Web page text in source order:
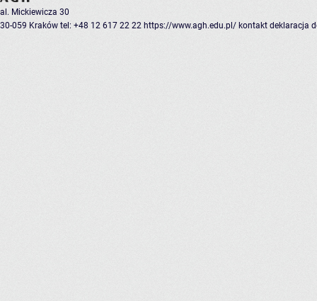
al. Mickiewicza 30
30-059 Kraków tel: +48 12 617 22 22 https://www.agh.edu.pl/ kontakt deklaracja